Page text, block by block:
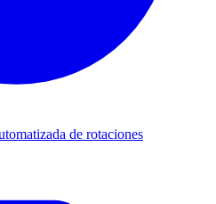
de rotaciones